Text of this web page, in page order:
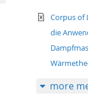
text/xml
Corpus of
die
more